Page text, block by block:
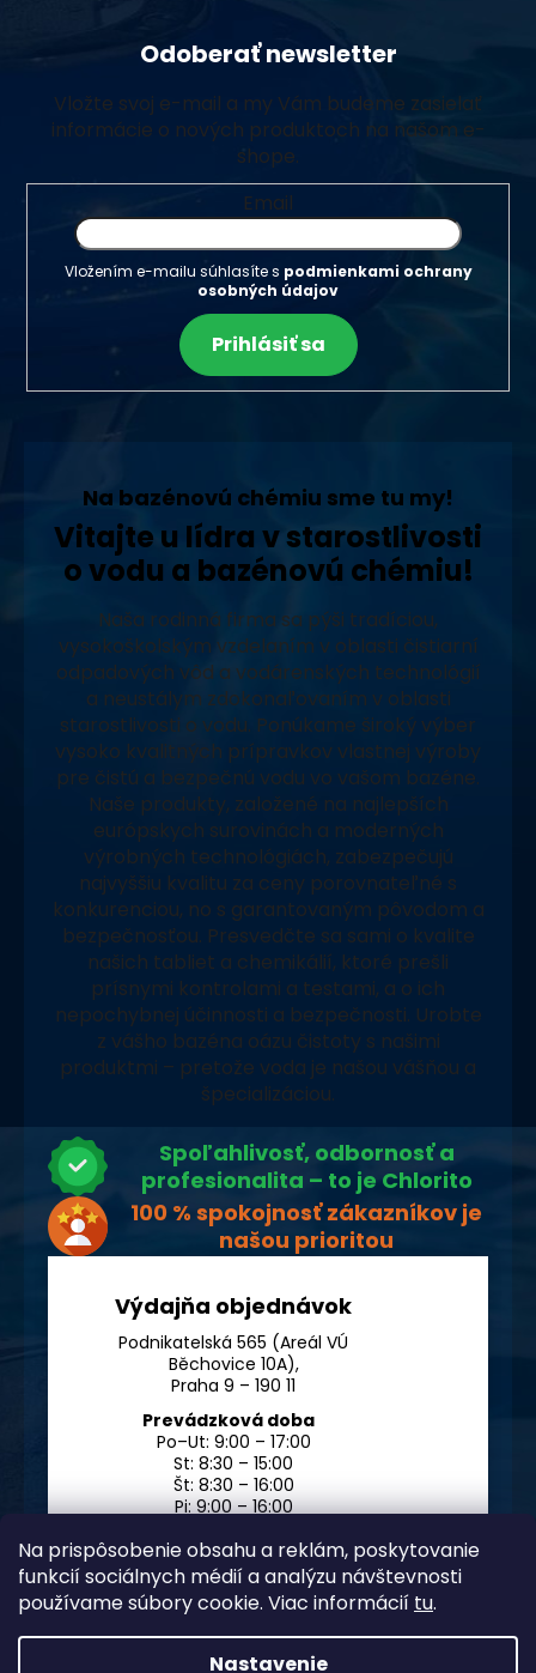
Na prispôsobenie obsahu a reklám, poskytovanie
funkcií sociálnych médií a analýzu návštevnosti
používame súbory cookie. Viac informácií tu.
Nastavenie
Odoberať newsletter
Vložte svoj e-mail a my Vám budeme zasielať
informácie o nových produktoch na našom e-
shope.
Email
Vložením e-mailu súhlasíte s podmienkami ochrany
osobných údajov
Prihlásiť sa
Na bazénovú chémiu sme tu my!
Vitajte u lídra v starostlivosti
o vodu a bazénovú chémiu!
Naša rodinná firma sa pýši tradíciou,
vysokoškolským vzdelaním v oblasti čistiarní
odpadových vôd a vodárenských technológií
a neustálym zdokonaľovaním v oblasti
starostlivosti o vodu. Ponúkame široký výber
vysoko kvalitných prípravkov vlastnej výroby
pre čistú a bezpečnú vodu vo vašom bazéne.
Naše produkty, založené na najlepších
európskych surovinách a moderných
výrobných technológiách, zabezpečujú
najvyššiu kvalitu za ceny porovnateľné s
konkurenciou, no s garantovaným pôvodom a
bezpečnosťou. Presvedčte sa sami o kvalite
našich tabliet a chemikálií, ktoré prešli
prísnymi kontrolami a testami, a o ich
nepochybnej účinnosti a bezpečnosti. Urobte
z vášho bazéna oázu čistoty s našimi
produktmi – pretože voda je našou vášňou a
špecializáciou.
Spoľahlivosť, odbornosť a
profesionalita – to je Chlorito
100 % spokojnosť zákazníkov je
našou prioritou
Výdajňa objednávok
Podnikatelská 565 (Areál VÚ
Běchovice 10A),
Praha 9 – 190 11
Prevádzková doba
Po–Ut: 9:00 – 17:00
St: 8:30 – 15:00
Št: 8:30 – 16:00
Pi: 9:00 – 16:00